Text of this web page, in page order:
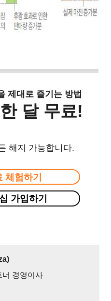
제대로 즐기는 방법
달 무료!
해지 가능합니다.
체험하기
가입하기
너 경영이사